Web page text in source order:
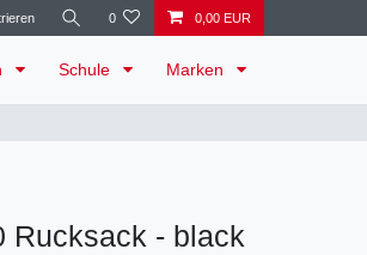
0 0,00 EUR
Schule Marken
Rucksack - black